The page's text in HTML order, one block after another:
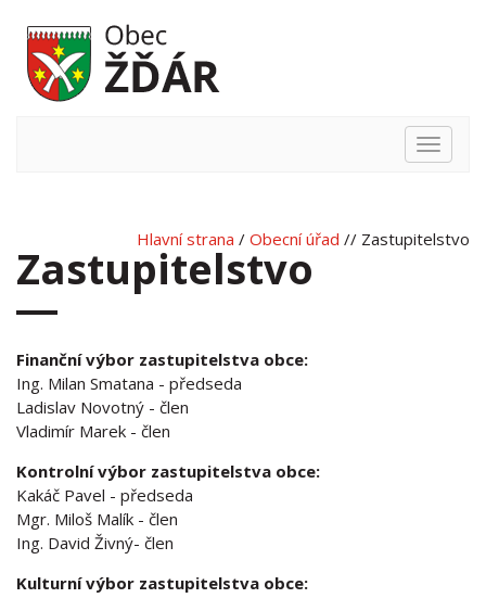
Hlavní
Hlavní strana / Obecní úřad // Zastupitelstvo
Zastupitelstvo
Finanční výbor zastupitelstva obce:
Ing. Milan Smatana - předseda
Ladislav Novotný - člen
Vladimír Marek - člen
Kontrolní výbor zastupitelstva obce:
Kakáč Pavel - předseda
Mgr. Miloš Malík - člen
Ing. David Živný- člen
Kulturní výbor zastupitelstva obce: